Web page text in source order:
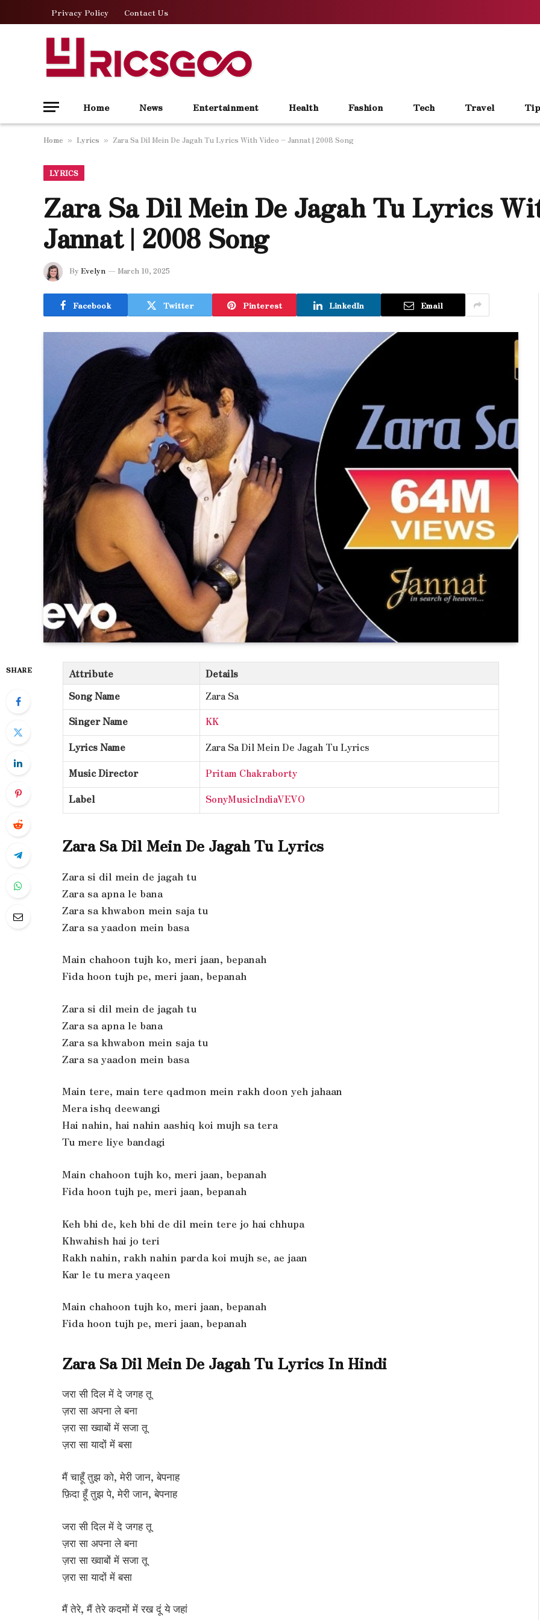
Privacy Policy Contact Us
Home News Entertainment Health Fashion Tech Travel
Home » Lyrics » Zara Sa Dil Mein De Jagah Tu Lyrics With Video – Jannat | 2008 Song
LYRICS
Zara Sa Dil Mein De Jagah Tu Lyrics
Jannat | 2008 Song
By Evelyn March 10, 2025
Facebook Twitter Pinterest LinkedIn Email
SHARE Attribute
Details
Song Name
Zara Sa
Singer Name
KK
Lyrics Name
Zara Sa Dil Mein De Jagah Tu Lyrics
Music Director
Pritam Chakraborty
Label
SonyMusicIndiaVEVO
Zara Sa Dil Mein De Jagah Tu Lyrics
Zara si dil mein de jagah tu
Zara sa apna le bana
Zara sa khwabon mein saja tu
Zara sa yaadon mein basa
Main chahoon tujh ko, meri jaan, bepanah
Fida hoon tujh pe, meri jaan, bepanah
Zara si dil mein de jagah tu
Zara sa apna le bana
Zara sa khwabon mein saja tu
Zara sa yaadon mein basa
Main tere, main tere qadmon mein rakh doon yeh jahaan
Mera ishq deewangi
Hai nahin, hai nahin aashiq koi mujh sa tera
Tu mere liye bandagi
Main chahoon tujh ko, meri jaan, bepanah
Fida hoon tujh pe, meri jaan, bepanah
Keh bhi de, keh bhi de dil mein tere jo hai chhupa
Khwahish hai jo teri
Rakh nahin, rakh nahin parda koi mujh se, ae jaan
Kar le tu mera yaqeen
Main chahoon tujh ko, meri jaan, bepanah
Fida hoon tujh pe, meri jaan, bepanah
Zara Sa Dil Mein De Jagah Tu Lyrics In Hindi
जरा सी दिल में दे जगह तू
ज़रा सा अपना ले बना
ज़रा सा ख्वाबों में सजा तू
ज़रा सा यादों में बसा
मैं चाहूँ तुझ को, मेरी जान, बेपनाह
फ़िदा हूँ तुझ पे, मेरी जान, बेपनाह
जरा सी दिल में दे जगह तू
ज़रा सा अपना ले बना
ज़रा सा ख्वाबों में सजा तू
ज़रा सा यादों में बसा
मैं तेरे, मैं तेरे कदमों में रख दूं ये जहां